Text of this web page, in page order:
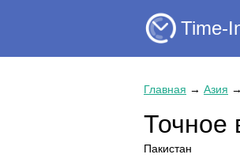
Time-
Главная → Азия →
Точное
Пакистан